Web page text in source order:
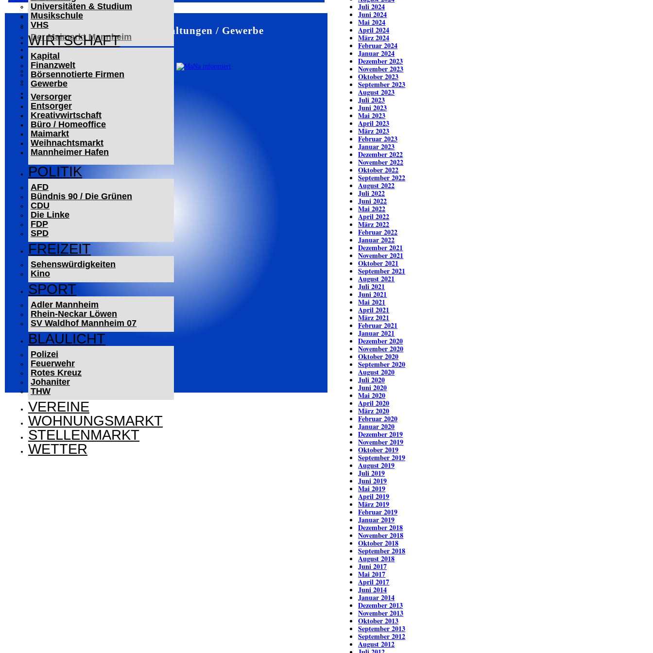
Universitäten & Studium
Musikschule
VHS
WIRTSCHAFT
Kapital
Finanzwelt
Börsennotierte Firmen
Gewerbe
Versorger
Entsorger
Kreativwirtschaft
Büro / Homeoffice
Maimarkt
Weihnachtsmarkt
Mannheimer Hafen
POLITIK
AFD
Bündnis 90 / Die Grünen
CDU
Die Linke
FDP
SPD
FREIZEIT
Sehenswürdigkeiten
Kino
SPORT
Adler Mannheim
Rhein-Neckar Löwen
SV Waldhof Mannheim 07
BLAULICHT
Polizei
Feuerwehr
Rotes Kreuz
Johaniter
THW
VEREINE
WOHNUNGSMARKT
STELLENMARKT
WETTER
Der Mannheimer Wasserturm
Das Technoseum Mannheim
Die Alte Feuerwache
Der Maimarkt Mannheim
LESERBRIEFE
ARCHIV
Das Neueste
Leitartikel
WERBUNG
Mannheim – Veranstaltungen / Gewerbe
Juli 2024
Juni 2024
Mai 2024
April 2024
März 2024
Februar 2024
Januar 2024
Dezember 2023
November 2023
Oktober 2023
September 2023
August 2023
Juli 2023
Juni 2023
Mai 2023
April 2023
März 2023
Februar 2023
Januar 2023
Dezember 2022
November 2022
Oktober 2022
September 2022
August 2022
Juli 2022
Juni 2022
Mai 2022
April 2022
März 2022
Februar 2022
Januar 2022
Dezember 2021
November 2021
Oktober 2021
September 2021
August 2021
Juli 2021
Juni 2021
Mai 2021
April 2021
März 2021
Februar 2021
Januar 2021
Dezember 2020
November 2020
Oktober 2020
September 2020
August 2020
Juli 2020
Juni 2020
Mai 2020
April 2020
März 2020
Februar 2020
Januar 2020
Dezember 2019
November 2019
Oktober 2019
September 2019
August 2019
Juli 2019
Juni 2019
Mai 2019
April 2019
März 2019
Februar 2019
Januar 2019
Dezember 2018
November 2018
Oktober 2018
September 2018
August 2018
Juni 2017
Mai 2017
April 2017
Juni 2014
Januar 2014
Dezember 2013
November 2013
Oktober 2013
September 2013
September 2012
August 2012